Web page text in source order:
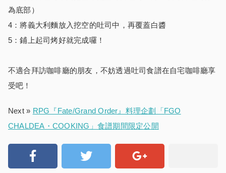
為底部）
4：將義大利麵放入挖空的吐司中，再覆蓋白醬
5：鋪上起司烤好就完成囉！
不適合拜訪咖啡廳的朋友，不妨透過吐司食譜在自宅咖啡廳享
受吧！
Next » RPG『Fate/Grand Order』料理企劃「FGO
CHALDEA・COOKING」食譜期間限定公開